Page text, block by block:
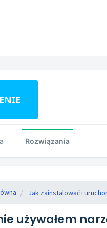
Rozwiązania
Jak zainstalować i
używałem